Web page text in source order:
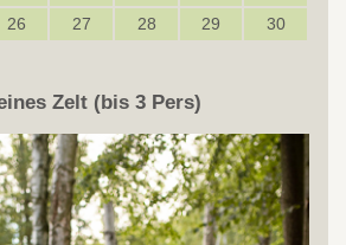
26 27 28 29
30
Zelt (bis 3 Pers)